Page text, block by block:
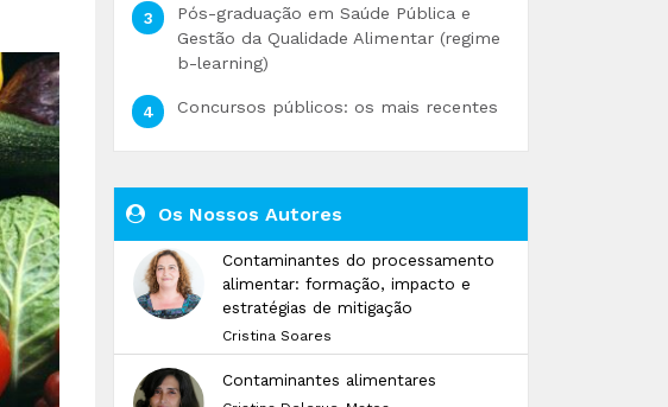
Pós-graduação em Saúde Pública e
Gestão da Qualidade Alimentar (regime
b-learning)
Concursos públicos: os mais recentes
Os Nossos Autores
Contaminantes do processamento
alimentar: formação, impacto e
estratégias de mitigação
Cristina Soares
Contaminantes alimentares